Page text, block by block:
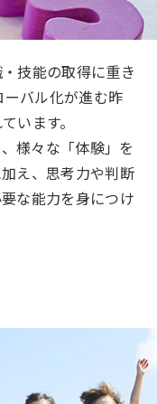
技能の取得に重き
バル化が進む昨
います。
様々な「体験」を
え、思考力や判断
な能力を身につけ